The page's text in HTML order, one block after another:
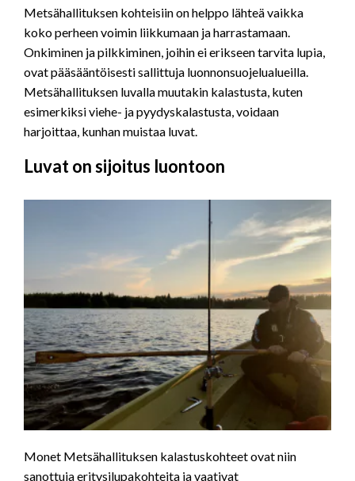
Metsähallituksen kohteisiin on helppo lähteä vaikka
koko perheen voimin liikkumaan ja harrastamaan.
Onkiminen ja pilkkiminen, joihin ei erikseen tarvita lupia,
ovat pääsääntöisesti sallittuja luonnonsuojelualueilla.
Metsähallituksen luvalla muutakin kalastusta, kuten
esimerkiksi viehe- ja pyydyskalastusta, voidaan
harjoittaa, kunhan muistaa luvat.
Luvat on sijoitus luontoon
Monet Metsähallituksen kalastuskohteet ovat niin
sanottuja eritysilupakohteita ja vaativat